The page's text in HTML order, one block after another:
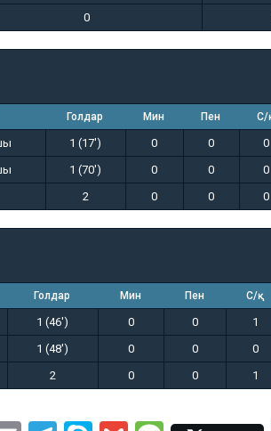
0
Голдар Мин Пен С/
1 (17') 0 0 0
1 (70') 0 0 0
2 0 0 0
Голдар Мин Пен С/қ
1 (46') 0 0 1
1 (48') 0 0 0
2 0 0 1